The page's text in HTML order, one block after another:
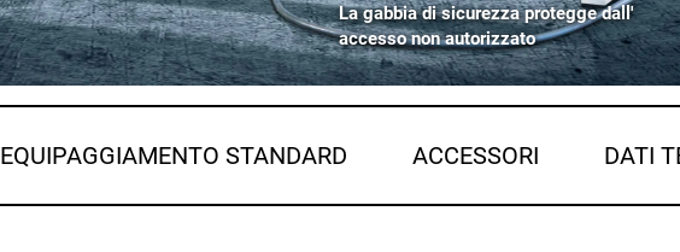
La gabbia di sicurezza protegge dall'
accesso non autorizzato
EQUIPAGGIAMENTO STANDARD ACCESSORI DATI